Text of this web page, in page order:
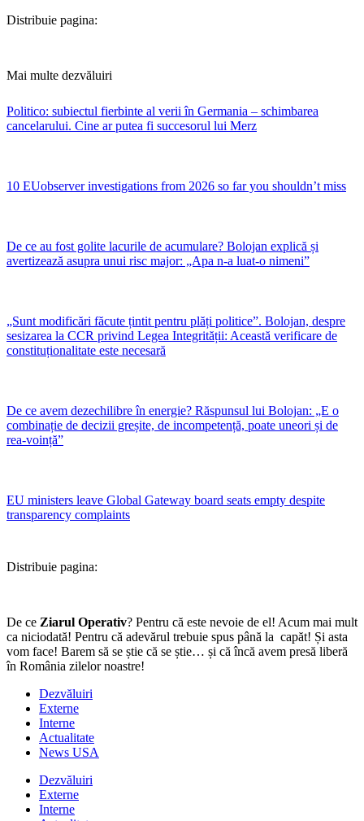
Distribuie pagina:
Mai multe dezvăluiri
Politico: subiectul fierbinte al verii în Germania – schimbarea
cancelarului. Cine ar putea fi succesorul lui Merz
10 EUobserver investigations from 2026 so far you shouldn’t miss
De ce au fost golite lacurile de acumulare? Bolojan explică și
avertizează asupra unui risc major: „Apa n-a luat-o nimeni”
„Sunt modificări făcute țintit pentru plăți politice”. Bolojan, despre
sesizarea la CCR privind Legea Integrității: Această verificare de
constituționalitate este necesară
De ce avem dezechilibre în energie? Răspunsul lui Bolojan: „E o
combinație de decizii greșite, de incompetență, poate uneori și de
rea-voință”
EU ministers leave Global Gateway board seats empty despite
transparency complaints
Distribuie pagina:
De ce Ziarul Operativ? Pentru că este nevoie de el! Acum mai mult
ca niciodată! Pentru că adevărul trebuie spus până la capăt! Și asta
vom face! Barem să se știe că se știe… și că încă avem presă liberă
în România zilelor noastre!
Dezvăluiri
Externe
Interne
Actualitate
News USA
Dezvăluiri
Externe
Interne